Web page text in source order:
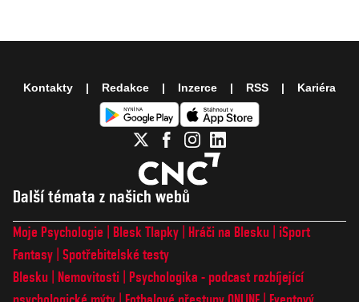
Další témata z našich webů
Moje Psychologie Blesk Tlapky Hráči na Blesku
iSport
Fantasy Spotřebitelské testy
Blesku
Nemovitosti
Psychologika - podcast rozbíjející
Kontakty Redakce Inzerce RSS Kariéra